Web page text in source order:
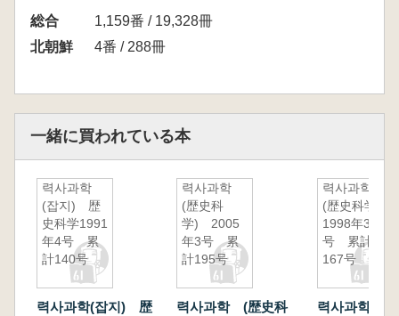
総合
1,159番 / 19,328冊
北朝鮮
4番 / 288冊
一緒に買われている本
력사과학
(잡지) 歴
史科学1991
年4号 累
計140号
력사과학(잡지) 歴
력사과학
(歴史科
学) 2005
年3号 累
計195号
력사과학 (歴史科
력사과학
(歴史科学)
1998年3
号 累計
167号
력사과학 (